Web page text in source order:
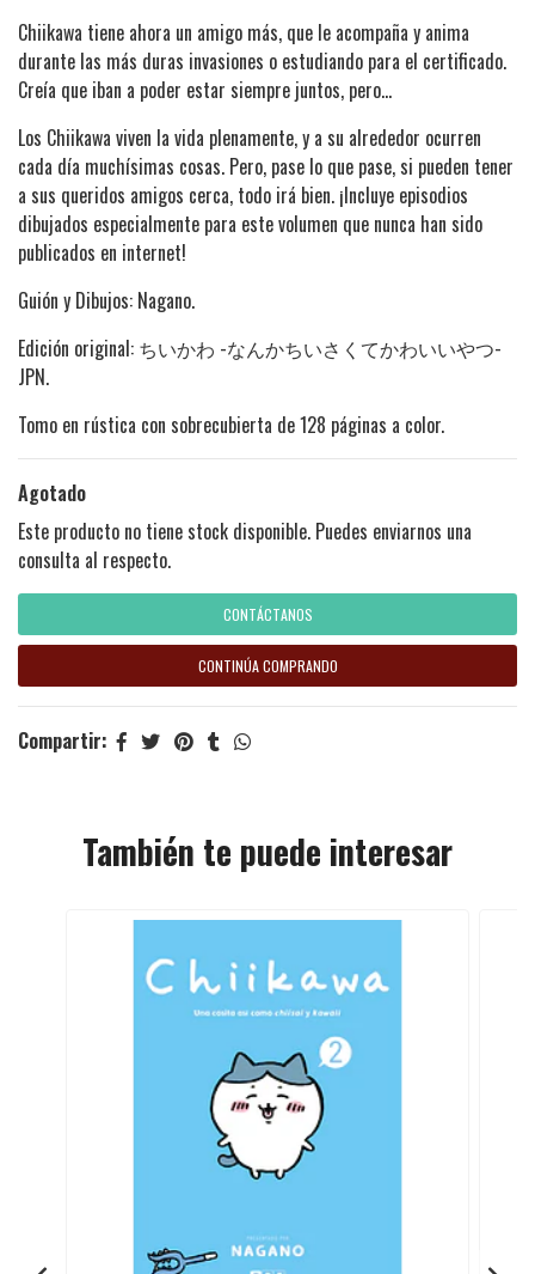
Chiikawa tiene ahora un amigo más, que le acompaña y anima
durante las más duras invasiones o estudiando para el certificado.
Creía que iban a poder estar siempre juntos, pero...
Los Chiikawa viven la vida plenamente, y a su alrededor ocurren
cada día muchísimas cosas. Pero, pase lo que pase, si pueden tener
a sus queridos amigos cerca, todo irá bien. ¡Incluye episodios
dibujados especialmente para este volumen que nunca han sido
publicados en internet!
Guión y Dibujos: Nagano.
Edición original: ちいかわ -なんかちいさくてかわいいやつ-
JPN.
Tomo en rústica con sobrecubierta de 128 páginas a color.
Agotado
Este producto no tiene stock disponible. Puedes enviarnos una
consulta al respecto.
CONTÁCTANOS
CONTINÚA COMPRANDO
Compartir:
También te puede interesar